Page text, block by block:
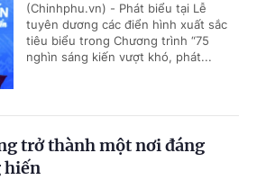
(Chinhphu.vn) - Phát biểu tại Lễ
tuyên dương các điển hình xuất sắc
tiêu biểu trong Chương trình “75
nghìn sáng kiến vượt khó, phát...
trở thành một nơi đáng
hiến